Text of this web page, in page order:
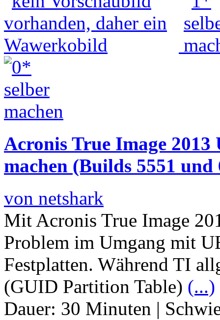
Acronis True Image
machen (Builds 5551 und
von netshark
Mit Acronis True Image
Problem im Umgang mit
Festplatten. Während TI
(GUID Partition Table) (...)
Dauer: 30 Minuten |